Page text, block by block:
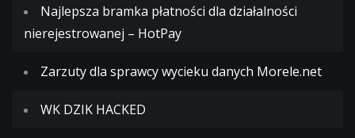
Najlepsza bramka płatności dla działalności
nierejestrowanej – HotPay
Zarzuty dla sprawcy wycieku danych Morele.net
WK DZIK HACKED